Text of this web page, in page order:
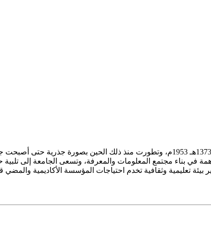
في بناء مجتمع المعلومات والمعرفة، وتسعى الجامعة إلى تلبية
بيئة تعليمية وثقافية تخدم احتياجات المؤسسة الأكاديمية